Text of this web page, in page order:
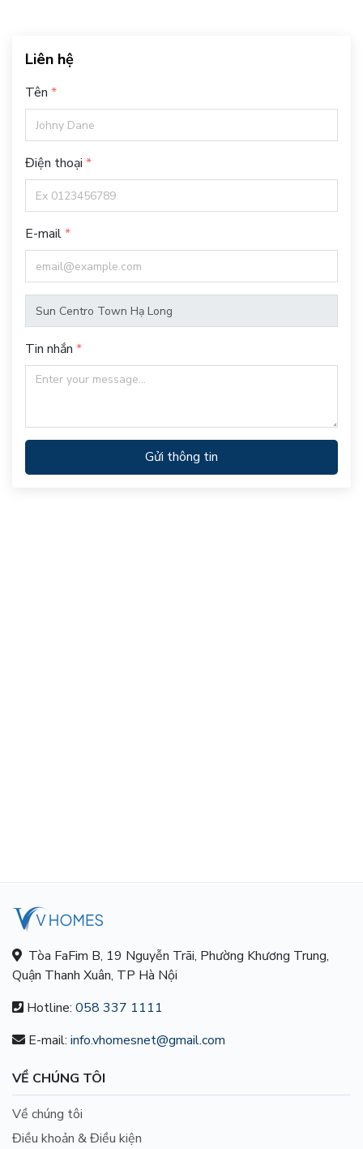
Liên hệ
Tên
Điện thoại
E-mail
Tin nhắn
Gửi thông tin
Tòa FaFim B, 19 Nguyễn Trãi, Phường Khương Trung,
Quận Thanh Xuân, TP Hà Nội
Hotline: 058 337 1111
E-mail: info.vhomesnet@gmail.com
VỀ CHÚNG TÔI
Về chúng tôi
Điều khoản & Điều kiện